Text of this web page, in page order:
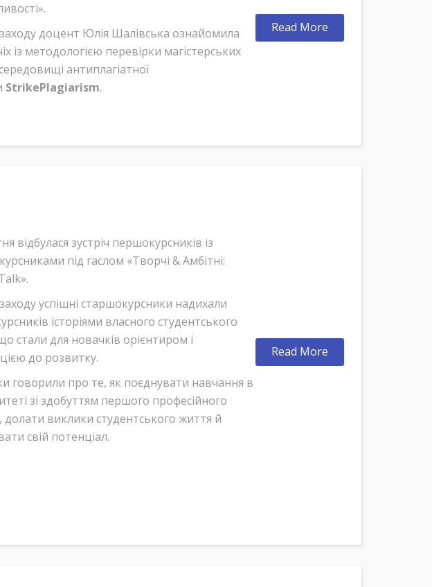
заходу доцент Юлія Шалівська ознайомила
із методологією перевірки магістерських
антиплагіатної
StrikePlagiarism.
Read More
відбулася зустріч першокурсників із
під гаслом «Творчі & Амбітні:
успішні старшокурсники надихали
історіями власного студентського
стали для новачків орієнтиром і
до розвитку.
говорили про те, як поєднувати навчання в
зі здобуттям першого професійного
долати виклики студентського життя й
свій потенціал.
Read More